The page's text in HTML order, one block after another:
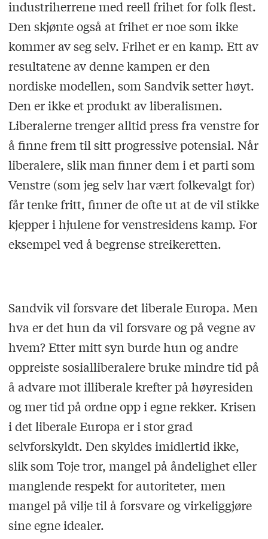
industriherrene med reell frihet for folk flest.
Den skjønte også at frihet er noe som ikke
kommer av seg selv. Frihet er en kamp. Ett av
resultatene av denne kampen er den
nordiske modellen, som Sandvik setter høyt.
Den er ikke et produkt av liberalismen.
Liberalerne trenger alltid press fra venstre for
å finne frem til sitt progressive potensial. Når
liberalere, slik man finner dem i et parti som
Venstre (som jeg selv har vært folkevalgt for)
får tenke fritt, finner de ofte ut at de vil stikke
kjepper i hjulene for venstresidens kamp. For
eksempel ved å begrense streikeretten.
Sandvik vil forsvare det liberale Europa. Men
hva er det hun da vil forsvare og på vegne av
hvem? Etter mitt syn burde hun og andre
oppreiste sosialliberalere bruke mindre tid på
å advare mot illiberale krefter på høyresiden
og mer tid på ordne opp i egne rekker. Krisen
i det liberale Europa er i stor grad
selvforskyldt. Den skyldes imidlertid ikke,
slik som Toje tror, mangel på åndelighet eller
manglende respekt for autoriteter, men
mangel på vilje til å forsvare og virkeliggjøre
sine egne idealer.